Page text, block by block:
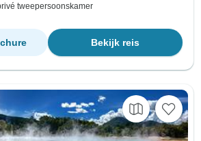
tweepersoonskamer
Bekijk reis